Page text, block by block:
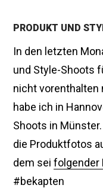
PRODUKT UND
In den letzten
und Style-Shoots
nicht vorenthalten
habe ich in
Shoots in
die Produktfotos
dem seifolgender
#bekapten